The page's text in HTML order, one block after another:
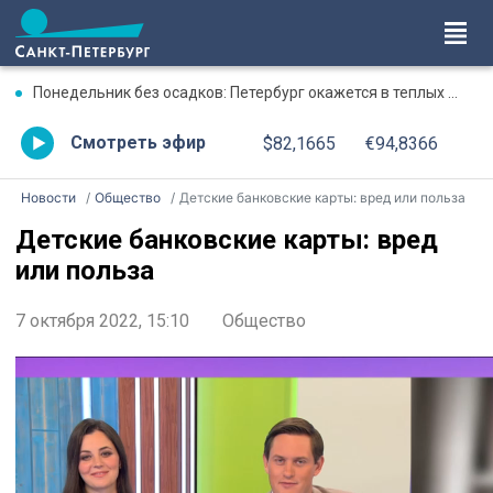
Понедельник без осадков: Петербург окажется в теплых объятиях
Смотреть эфир $82,1665 €94,8366
Новости Общество Детские банковские карты: вред или польза
Детские банковские карты: вред
или польза
7 октября 2022, 15:10 Общество